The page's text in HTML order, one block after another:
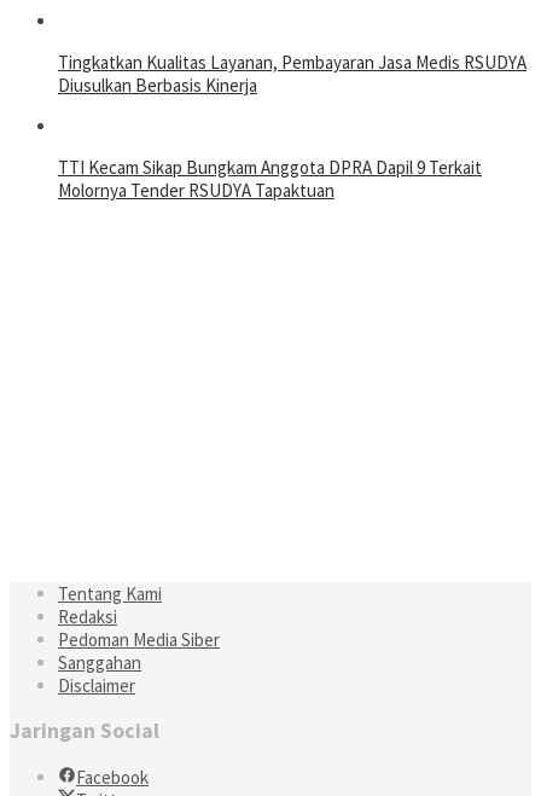
Tingkatkan Kualitas Layanan, Pembayaran Jasa Medis RSUDYA
Diusulkan Berbasis Kinerja
TTI Kecam Sikap Bungkam Anggota DPRA Dapil 9 Terkait
Molornya Tender RSUDYA Tapaktuan
Tentang Kami
Redaksi
Pedoman Media Siber
Sanggahan
Disclaimer
Jaringan Social
Facebook